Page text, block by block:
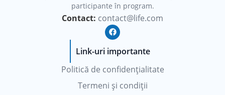
participante în program.
Contact: contact@life.com
F
a
c
e
b
o
Link-uri importante
Politică de confidențialitate
Termeni și condiții